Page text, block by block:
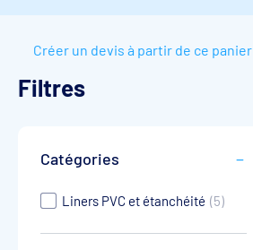
Créer un devis à partir de ce panier
Filtres
Catégories
Liners PVC et étanchéité (5)